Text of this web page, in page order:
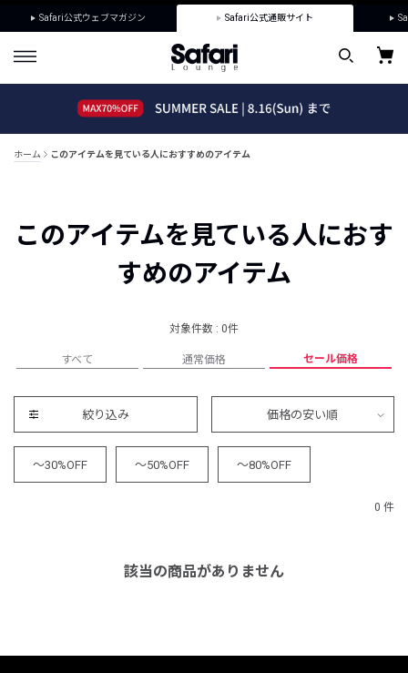
Safari公式ウェブマガジン Safari公式通販サイト
ホーム このアイテムを見ている人におすすめのアイテム
このアイテムを見ている人におす
すめのアイテム
対象件数 : 0件
すべて 通常価格 セール価格
絞り込み 価格の安い順
～30%OFF ～50%OFF ～80%OFF
0 件
該当の商品がありません